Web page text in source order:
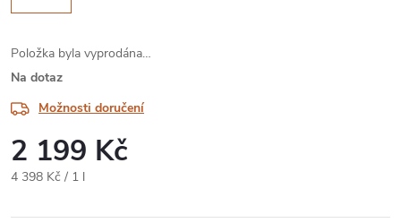
Položka byla vyprodána…
Na dotaz
Možnosti doručení
2 199 Kč
Měrná
4 398 Kč / 1 l